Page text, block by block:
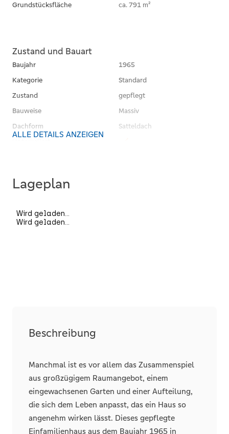
Grundstücksfläche
ca. 791 m²
Zustand und Bauart
Baujahr
1965
Kategorie
Standard
Zustand
gepflegt
Bauweise
Massiv
Dachform
Satteldach
Räume, Flure und Etagen
Badezimmer
ALLE DETAILS ANZEIGEN
Lageplan
Beschreibung
Manchmal ist es vor allem das Zusammenspiel
aus großzügigem Raumangebot, einem
eingewachsenen Garten und einer Aufteilung,
die sich dem Leben anpasst, das ein Haus so
angenehm wirken lässt. Dieses gepflegte
Einfamilienhaus aus dem Baujahr 1965 in